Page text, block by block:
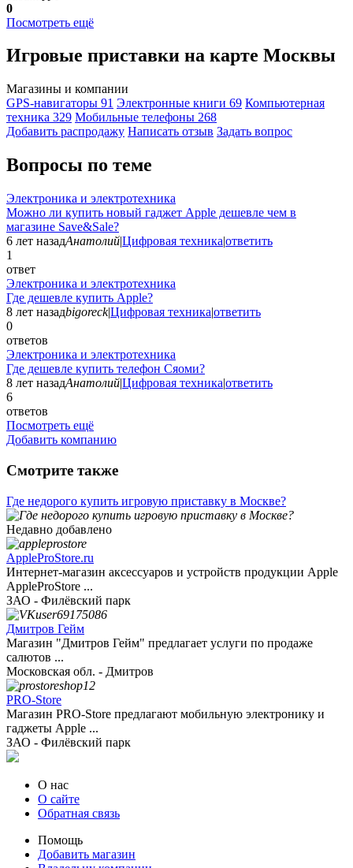
0
Посмотреть ещё
Игровые приставки на карте Москвы
Магазины и компании
GPS-навигаторы 91 Электронные книги 69 Компьютерная
техника 329 Мобильные телефоны 268
Добавить раcпродажу Написать отзыв Задать вопрос
Вопросы по теме
Электроника и электротехника
Можно ли купить новый гаджет Apple дешевле чем в
магазине Save&Sale?
6 лет назадАнатолий|Цифровая техника|ответить
1
ответ
Электроника и электротехника
Где дешевле купить Apple?
8 лет назадbigoreck|Цифровая техника|ответить
0
ответов
Электроника и электротехника
Где дешевле купить телефон Сяоми?
8 лет назадАнатолий|Цифровая техника|ответить
6
ответов
Посмотреть ещё
Добавить компанию
Смотрите также
Где недорого купить игровую приставку в Москве?
Недавно добавлено
AppleProStore.ru
Интернет-магазин аксессуаров и устройств продукции Apple
AppleProStore ...
ЗАО - Филёвский парк
Дмитров Гейм
Магазин "Дмитров Гейм" предлагает услуги по продаже
салютов ...
Московская обл. - Дмитров
PRO-Store
Магазин PRO-Store предлагают мобильную электронику и
гаджеты Apple ...
ЗАО - Филёвский парк
О нас
О сайте
Обратная связь
Помощь
Добавить магазин